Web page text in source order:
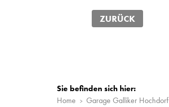
ZURÜCK
Sie befinden sich hier:
Home
Garage Galliker Hochdorf